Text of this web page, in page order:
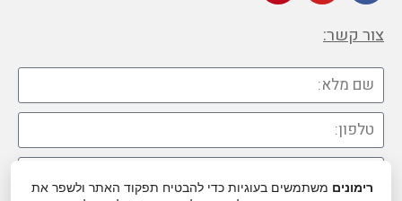
צור קשר:
רימונים משתמשים בעוגיות כדי להבטיח תפקוד האתר ולשפר את